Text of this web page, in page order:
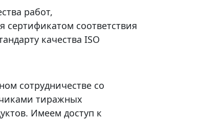
работ,
соответствия
качества ISO
сотрудничестве со
тиражных
Имеем доступ к